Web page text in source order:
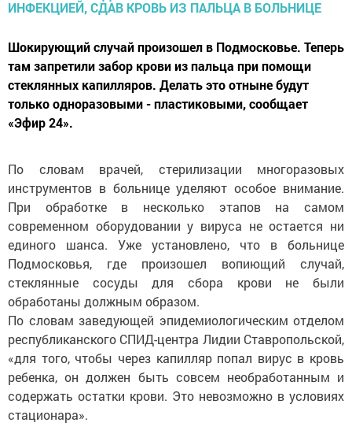
Шокирующий случай произошел в Подмосковье. Теперь
там запретили забор крови из пальца при помощи
стеклянных капилляров. Делать это отныне будут
только одноразовыми - пластиковыми, сообщает
«Эфир 24».
По словам врачей, стерилизации многоразовых
инструментов в больнице уделяют особое внимание.
При обработке в несколько этапов на самом
современном оборудовании у вируса не остается ни
единого шанса. Уже установлено, что в больнице
Подмосковья, где произошел вопиющий случай,
стеклянные сосуды для сбора крови не были
обработаны должным образом.
По словам заведующей эпидемиологическим отделом
республиканского СПИД-центра Лидии Ставропольской,
«для того, чтобы через капилляр попал вирус в кровь
ребенка, он должен быть совсем необработанным и
содержать остатки крови. Это невозможно в условиях
стационара».